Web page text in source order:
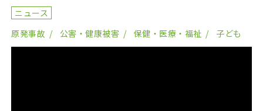
ニュース
原発事故
公害・健康被害 保健・医療・福祉 子ども